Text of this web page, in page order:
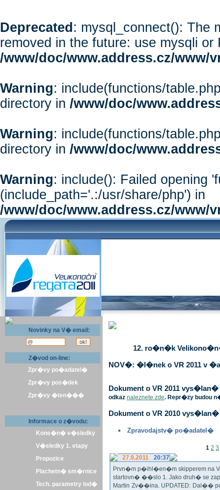
Deprecated : mysql_connect(): The
removed in the future: use mysqli or
/www/doc/www.address.cz/www/
Warning: include(functions/
directory in /www/doc/
Warning: include(functions/
directory in /www/doc/
Warning: include(): Failed opening
(include_path='.:/usr/share/php') in
/www/doc/www.address.cz/www/
Novinky na V� email:
Z�vod on-line:
Zpr�vy po�adatel�
Zpr�vy pos�dek
Zpr�vy �ten���
Informace o z�vodu:
Kone�n� v�sledky
V�sledky 1. etapy
Propozice
Plachetn� sm�rnice
Tech. parametry lod�
12. ro�n�k
NOV�: �l�nek o VR 2011 v
Dokument o VR 2011
odkaz naleznete zde. Repr�zy budou
Dokument o VR 2010
Zpravodajstv� po�adatel�
1 2 3
27.9.2011
20:37
Prvn�m p�ihl�en�m skipperem na
startovn� ��slo 1. Jako druh� se
Martin Zv��ina. UPDATED: Dal��